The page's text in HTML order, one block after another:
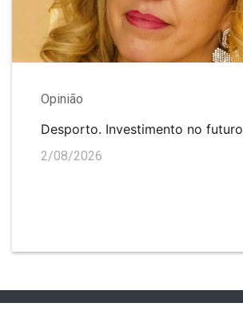
Opinião
Desporto. Investimento no futuro
2/08/2026